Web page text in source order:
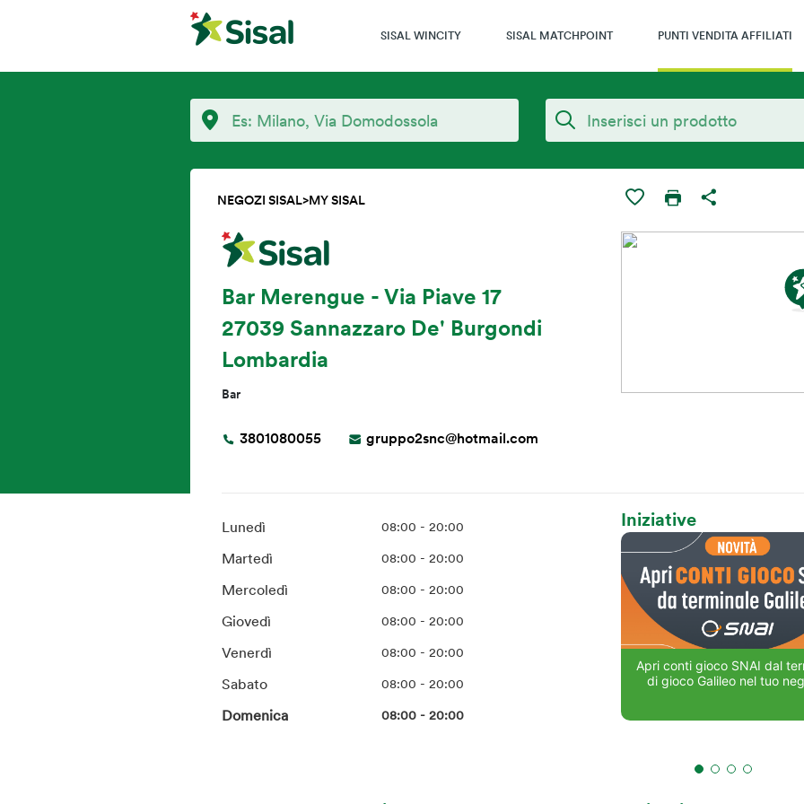
SISAL WINCITY SISAL MATCHPOINT PUNTI VENDITA AFFILIATI
NEGOZI SISAL>MY SISAL
Bar Merengue - Via Piave 17
27039 Sannazzaro De' Burgondi
Lombardia
Bar
3801080055 gruppo2snc@hotmail.com
Lunedì 08:00 - 20:00
Martedì 08:00 - 20:00
Mercoledì 08:00 - 20:00
Giovedì 08:00 - 20:00
Venerdì 08:00 - 20:00
Sabato 08:00 - 20:00
Domenica 08:00 - 20:00
Iniziative
Apri conti gioco SNAI dal
di gioco Galileo nel tuo